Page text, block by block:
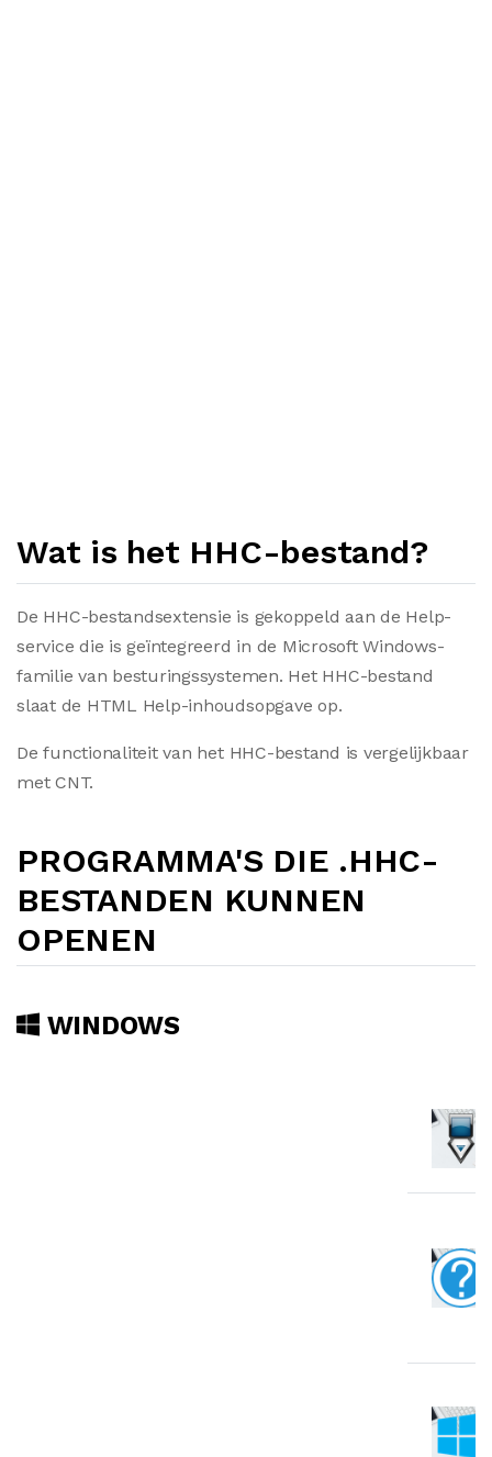
Wat is het HHC-bestand?
De HHC-bestandsextensie is gekoppeld aan de Help-
service die is geïntegreerd in de Microsoft Windows-
familie van besturingssystemen. Het HHC-bestand
slaat de HTML Help-inhoudsopgave op.
De functionaliteit van het HHC-bestand is vergelijkbaar
met CNT.
PROGRAMMA'S DIE .HHC-
BESTANDEN KUNNEN
OPENEN
WINDOWS